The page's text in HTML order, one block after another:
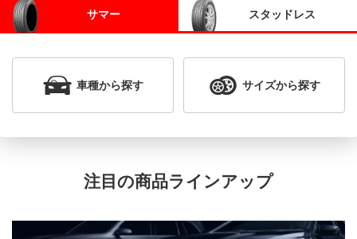
サマー スタッドレス
車種から探す サイズから探す
注目の商品ラインアップ